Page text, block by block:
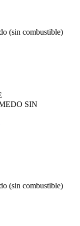
(sin combustible)
SIN
(sin combustible)